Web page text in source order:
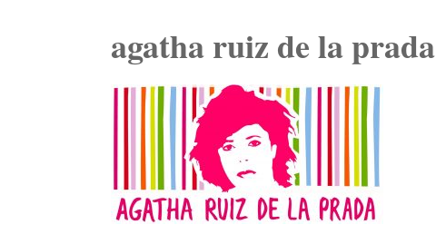
agatha ruiz de la prada